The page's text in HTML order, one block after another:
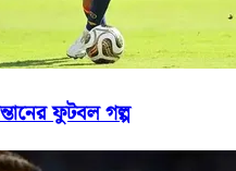
ফুটবল গল্প